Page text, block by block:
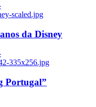
scaled.jpg
da Disney
335x256.jpg
Portugal”